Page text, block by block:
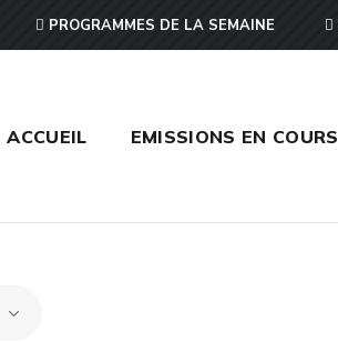
PROGRAMMES DE LA SEMAINE
ACCUEIL EMISSIONS EN COURS